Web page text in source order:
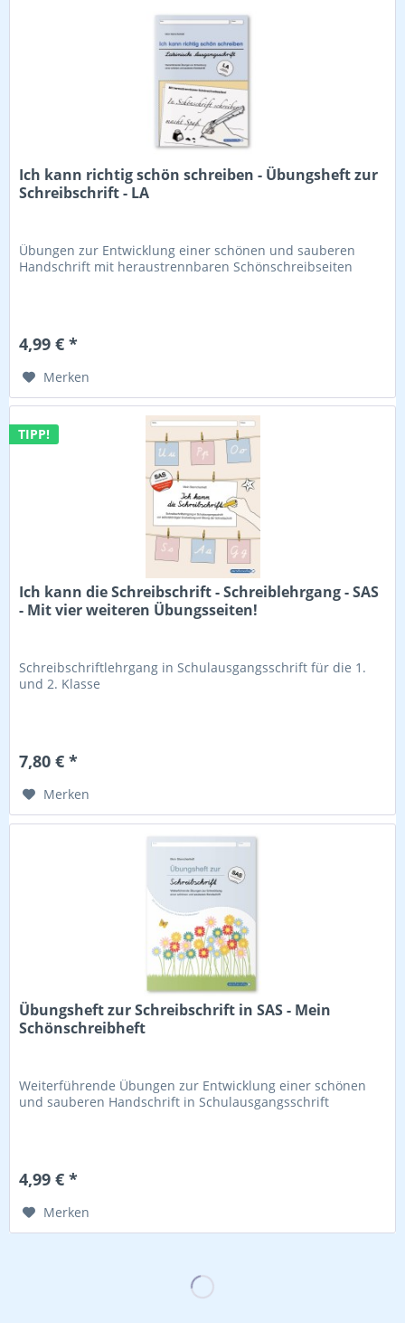
Ich kann richtig schön schreiben - Übungsheft zur
Schreibschrift - LA
Übungen zur Entwicklung einer schönen und sauberen
Handschrift mit heraustrennbaren Schönschreibseiten
4,99 € *
Merken
TIPP!
Ich kann die Schreibschrift - Schreiblehrgang - SAS
- Mit vier weiteren Übungsseiten!
Schreibschriftlehrgang in Schulausgangsschrift für die 1.
und 2. Klasse
7,80 € *
Merken
Übungsheft zur Schreibschrift in SAS - Mein
Schönschreibheft
Weiterführende Übungen zur Entwicklung einer schönen
und sauberen Handschrift in Schulausgangsschrift
4,99 € *
Merken